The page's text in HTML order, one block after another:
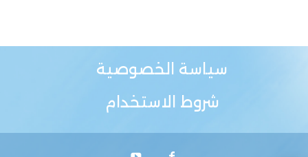
سياسة الخصوصية
شروط الاستخدام